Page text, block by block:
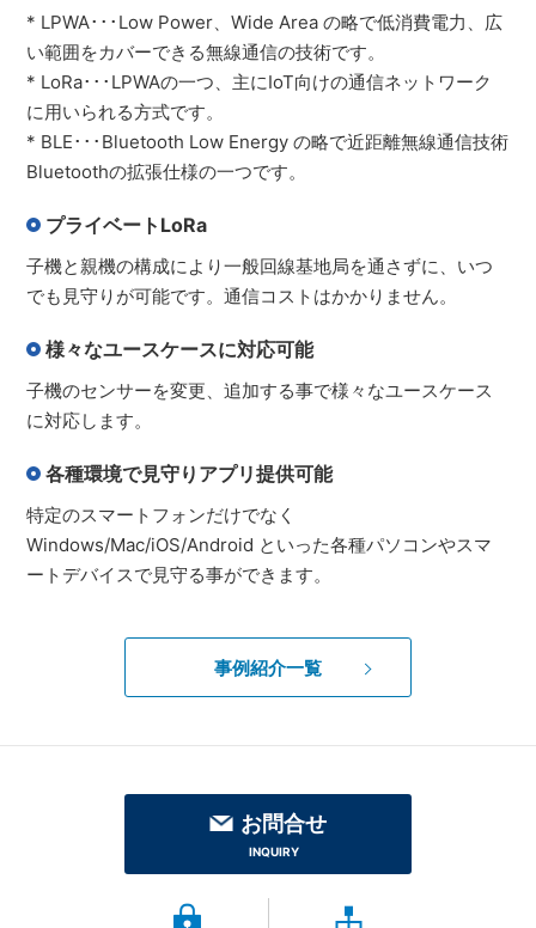
* LPWA･･･Low Power、Wide Area の略で低消費電力、広
い範囲をカバーできる無線通信の技術です。
* LoRa･･･LPWAの一つ、主にIoT向けの通信ネットワーク
に用いられる方式です。
* BLE･･･Bluetooth Low Energy の略で近距離無線通信技術
Bluetoothの拡張仕様の一つです。
プライベートLoRa
子機と親機の構成により一般回線基地局を通さずに、いつ
でも見守りが可能です。通信コストはかかりません。
様々なユースケースに対応可能
子機のセンサーを変更、追加する事で様々なユースケース
に対応します。
各種環境で見守りアプリ提供可能
特定のスマートフォンだけでなく
Windows/Mac/iOS/Android といった各種パソコンやスマ
ートデバイスで見守る事ができます。
事例紹介一覧
お問合せ
INQUIRY